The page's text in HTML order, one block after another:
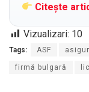
Citește
Vizualizari: 10
Tags: ASF
firmă bulgară